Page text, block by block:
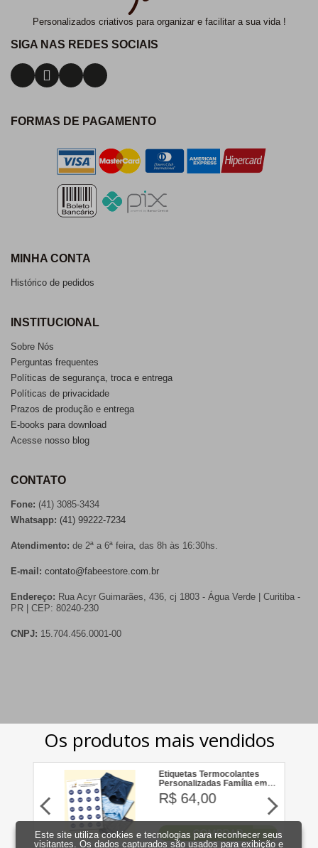
Personalizados criativos para organizar e facilitar a sua vida !
SIGA NAS REDES SOCIAIS
FORMAS DE PAGAMENTO
MINHA CONTA
Histórico de pedidos
INSTITUCIONAL
Sobre Nós
Perguntas frequentes
Políticas de segurança, troca e entrega
Políticas de privacidade
Prazos de produção e entrega
E-books para download
Acesse nosso blog
CONTATO
Fone: (41) 3085-3434
Whatsapp: (41) 99222-7234
Atendimento: de 2ª a 6ª feira, das 8h às 16:30hs.
E-mail: contato@fabeestore.com.br
Endereço: Rua Acyr Guimarães, 436, cj 1803 - Água Verde | Curitiba -
PR | CEP: 80240-230
CNPJ: 15.704.456.0001-00
Este site utiliza cookies e tecnologias para reconhecer seus
visitantes. Os dados capturados são usados para exibição e